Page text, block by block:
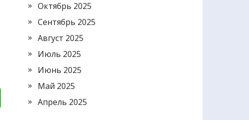
Октябрь 2025
Сентябрь 2025
Август 2025
Июль 2025
Июнь 2025
Май 2025
Апрель 2025